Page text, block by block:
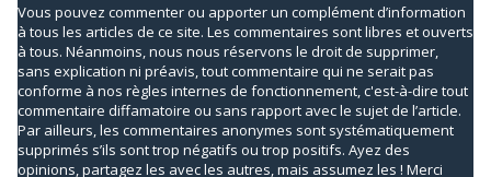
Vous pouvez commenter ou apporter un complément d’information
à tous les articles de ce site. Les commentaires sont libres et ouverts
à tous. Néanmoins, nous nous réservons le droit de supprimer,
sans explication ni préavis, tout commentaire qui ne serait pas
conforme à nos règles internes de fonctionnement, c'est-à-dire tout
commentaire diffamatoire ou sans rapport avec le sujet de l’article.
Par ailleurs, les commentaires anonymes sont systématiquement
supprimés s’ils sont trop négatifs ou trop positifs. Ayez des
opinions, partagez les avec les autres, mais assumez les ! Merci